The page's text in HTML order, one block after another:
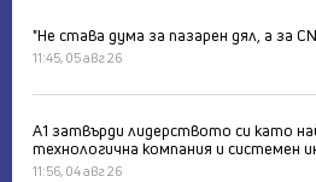
"Не става дума за пазарен дял, а за
11:45, 05 авг 26
А1 затвърди лидерството си като
технологична компания и системен
11:56, 04 авг 26